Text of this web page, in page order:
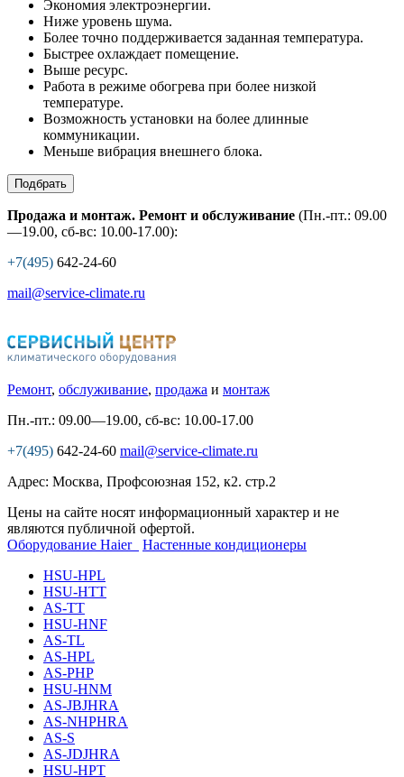
Экономия электроэнергии.
Ниже уровень шума.
Более точно поддерживается заданная температура.
Быстрее охлаждает помещение.
Выше ресурс.
Работа в режиме обогрева при более низкой
температуре.
Возможность установки на более длинные
коммуникации.
Меньше вибрация внешнего блока.
Подбрать
Продажа и монтаж. Ремонт и обслуживание (Пн.-пт.: 09.00
—19.00, сб-вс: 10.00-17.00):
+7(495) 642-24-60
mail@service-climate.ru
Ремонт, обслуживание, продажа и монтаж
Пн.-пт.: 09.00—19.00, сб-вс: 10.00-17.00
+7(495) 642-24-60 mail@service-climate.ru
Адрес: Москва, Профсоюзная 152, к2. стр.2
Цены на сайте носят информационный характер и не
являются публичной офертой.
Оборудование Haier
Настенные кондиционеры
HSU-HPL
HSU-HTT
AS-TT
HSU-HNF
AS-TL
AS-HPL
AS-PHP
HSU-HNM
AS-JBJHRA
AS-NHPHRA
AS-S
AS-JDJHRA
HSU-HPT